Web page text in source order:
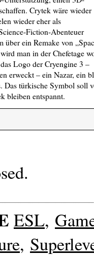
Crytek wäre wieder
wieder eher als
Fiction-Abenteuer
ein Remake von
man in der Chefetage
Logo der Cryengine 3 –
erweckt – ein Nazar, ein
Das türkische Symbol soll
bleiben entspannt.
ESL,
,